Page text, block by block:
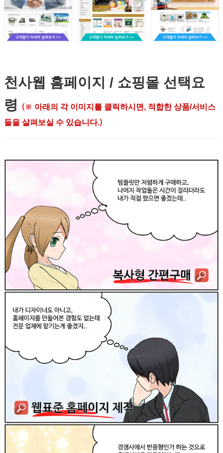
천사웹 홈페이지 / 쇼핑몰 선택요
령
(※ 아래의 각 이미지를 클릭하시면, 적합한 상품/서비스
들을 살펴보실 수 있습니다.)